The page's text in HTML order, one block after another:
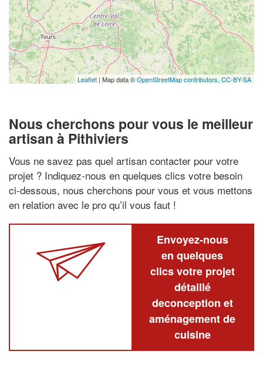
Leaflet | Map data ©OpenStreetMap contributors, CC-BY-SA
Nous cherchons pour vous le meilleur
artisan à Pithiviers
Vous ne savez pas quel artisan contacter pour votre
projet ? Indiquez-nous en quelques clics votre besoin
ci-dessous, nous cherchons pour vous et vous mettons
en relation avec le pro qu’il vous faut !
Envoyez-nous
en quelques
clics votre projet
détaillé
deconception et
aménagement de
cuisine